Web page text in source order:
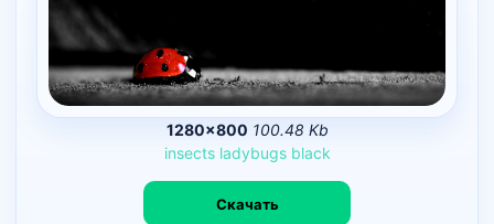
1280×800 100.48 Kb
insects ladybugs black
Скачать